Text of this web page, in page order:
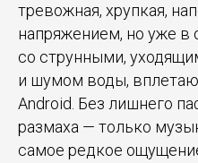
тревожная, хрупкая,
напряжением, но уже в
со струнными,
и шумом воды,
Android. Без лишнего
размаха — только
самое редкое